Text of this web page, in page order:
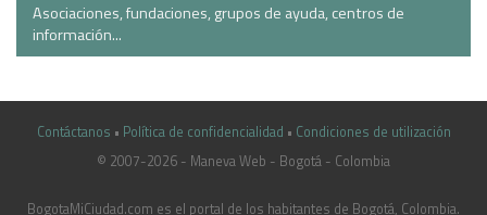
Asociaciones, fundaciones, grupos de ayuda, centros de
información...
Contáctanos • Política de confidencialidad • Condiciones de utilización
© 2007-2026 - Maneva Web - Bogotá - Colombia
casinoluck.ca
BogotaMiCiudad.com es el portal de los habitantes de Bogotá, Colombia.